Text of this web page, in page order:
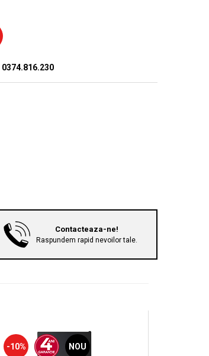
0374.816.230
Contacteaza-ne!
Raspundem rapid nevoilor tale.
-10% NOU